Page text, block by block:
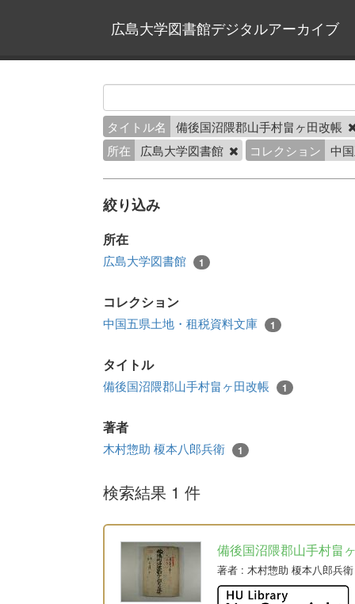
広島大学図書館デジタルアーカイブ
タイトル名
備後国沼隈郡山手村畠ヶ田改帳
所在
広島大学図書館 コレクション 中
絞り込み
所在
広島大学図書館 1
コレクション
中国五県土地・租税資料文庫 1
タイトル
備後国沼隈郡山手村畠ヶ田改帳 1
著者
木村惣助 榎本八郎兵衛 1
検索結果 1 件
備後国沼隈郡山手村畠
著者 : 木村惣助 榎本八郎兵衛